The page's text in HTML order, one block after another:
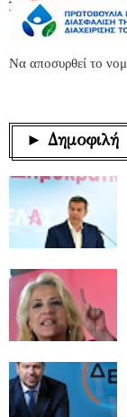
Να αποσυρθεί το
► Δημοφιλή